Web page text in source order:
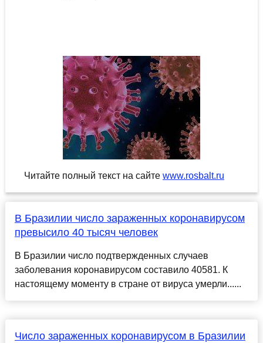
Читайте полный текст на сайте www.rosbalt.ru
В Бразилии число зараженных коронавирусом
превысило 40 тысяч человек
В Бразилии число подтвержденных случаев
заболевания коронавирусом составило 40581. К
настоящему моменту в стране от вируса умерли......
Число зараженных коронавирусом в Бразилии